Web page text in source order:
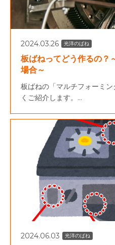
2024.03.26 光洋のばね
板ばねってどう作るの？
場合～
板ばねの「マルチフォーミ
くご紹介します。...
2024.06.03 光洋のばね